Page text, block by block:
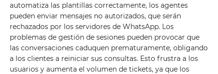
automatiza las plantillas correctamente, los agentes
pueden enviar mensajes no autorizados, que serán
rechazados por los servidores de WhatsApp. Los
problemas de gestión de sesiones pueden provocar que
las conversaciones caduquen prematuramente, obligando
a los clientes a reiniciar sus consultas. Esto frustra a los
usuarios y aumenta el volumen de tickets, ya que los